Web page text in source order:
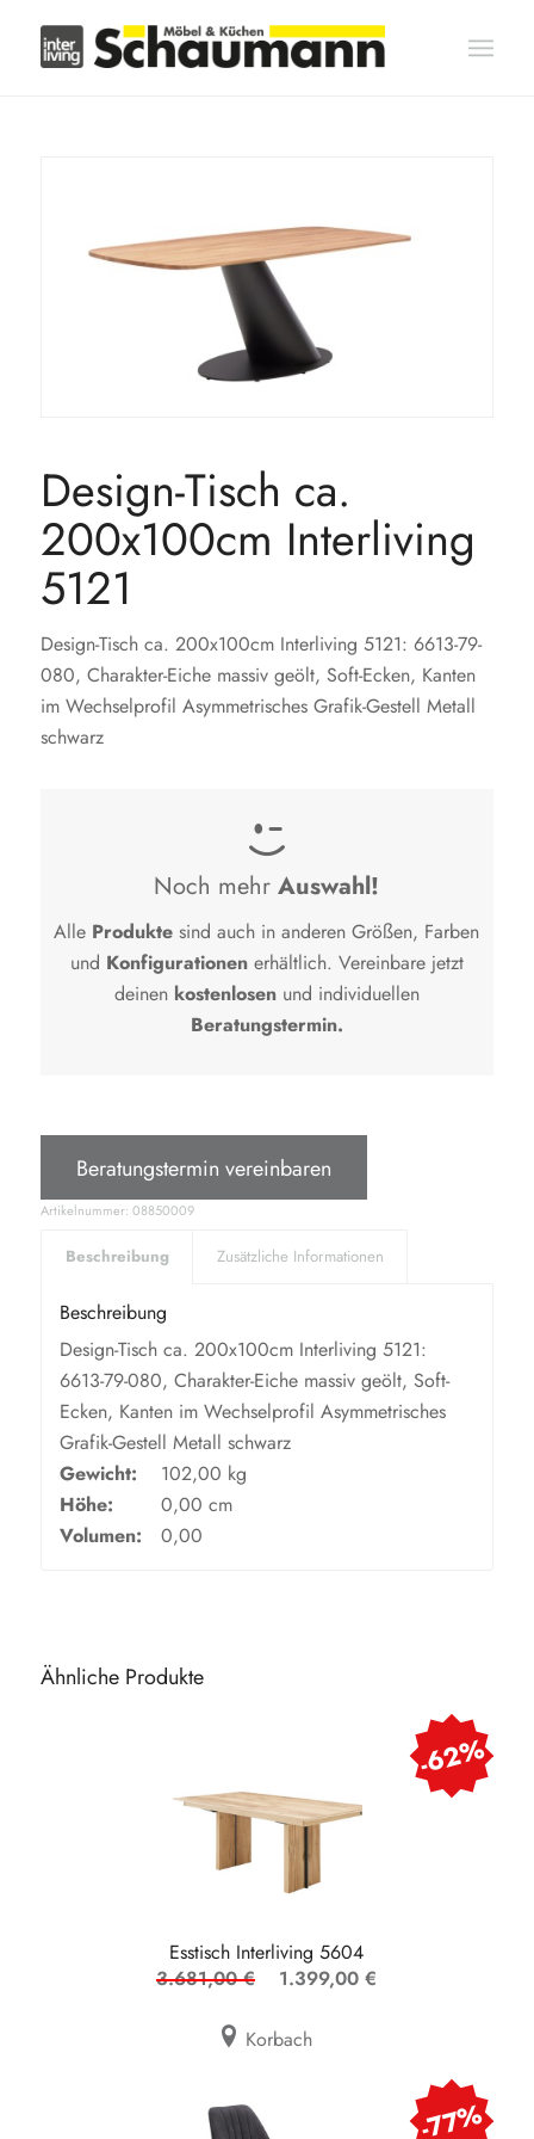
Design-Tisch ca.
200x100cm Interliving
5121
Design-Tisch ca. 200x100cm Interliving 5121: 6613-79-
080, Charakter-Eiche massiv geölt, Soft-Ecken, Kanten
im Wechselprofil Asymmetrisches Grafik-Gestell Metall
schwarz

Noch mehrAuswahl!
Alle Produkte sind auch in anderen Größen, Farben
und Konfigurationenerhältlich. Vereinbare jetzt
deinen kostenlosenund individuellen
Beratungstermin.
Beratungstermin vereinbaren
Artikelnummer: 08850009
Beschreibung Zusätzliche Informationen
Beschreibung
Design-Tisch ca. 200x100cm Interliving 5121:
6613-79-080, Charakter-Eiche massiv geölt, Soft-
Ecken, Kanten im Wechselprofil Asymmetrisches
Grafik-Gestell Metall schwarz
Gewicht:
102,00 kg
Höhe:
0,00 cm
Volumen:
0,00
Ähnliche Produkte
Esstisch Interliving 5604
3.681,00 €
1.399,00 €
Korbach
-62%
-77%